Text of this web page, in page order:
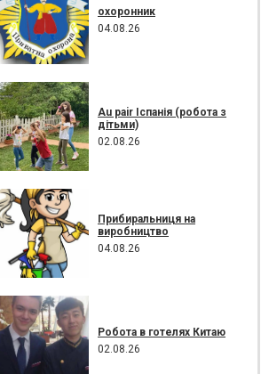
охоронник
04.08.26
Au pair Іспанія (робота з
дітьми)
02.08.26
Прибиральниця на
виробництво
04.08.26
Робота в готелях Китаю
02.08.26